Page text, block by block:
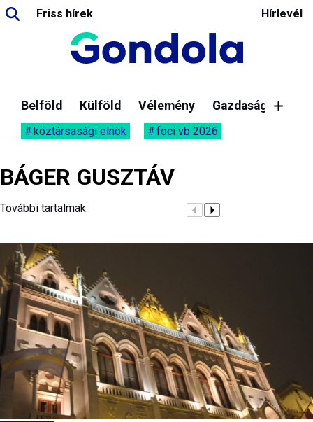
Friss hírek Hírlevél
Belföld Külföld Vélemény Gazdaság
köztársasági elnök foci vb 2026
BÁGER GUSZTÁV
További tartalmak: